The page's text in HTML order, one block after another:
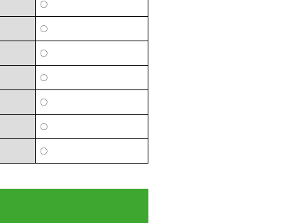
〇
〇
〇
〇
〇
〇
〇